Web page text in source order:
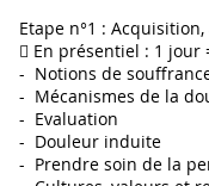
Etape n°1 :
 En présentiel : 1 jour
- Notions de
- Mécanismes de la
- Evaluation
- Douleur induite
- Prendre soin de la